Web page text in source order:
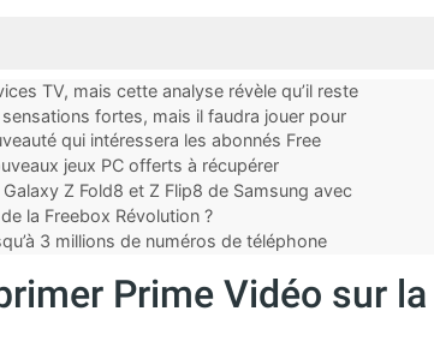
TV, mais cette analyse révèle qu’il reste
fortes, mais il faudra jouer pour
qui intéressera les abonnés Free
jeux PC offerts à récupérer
Z Fold8 et Z Flip8 de Samsung avec
la Freebox Révolution ?
3 millions de numéros de téléphone
Prime Vidéo sur la